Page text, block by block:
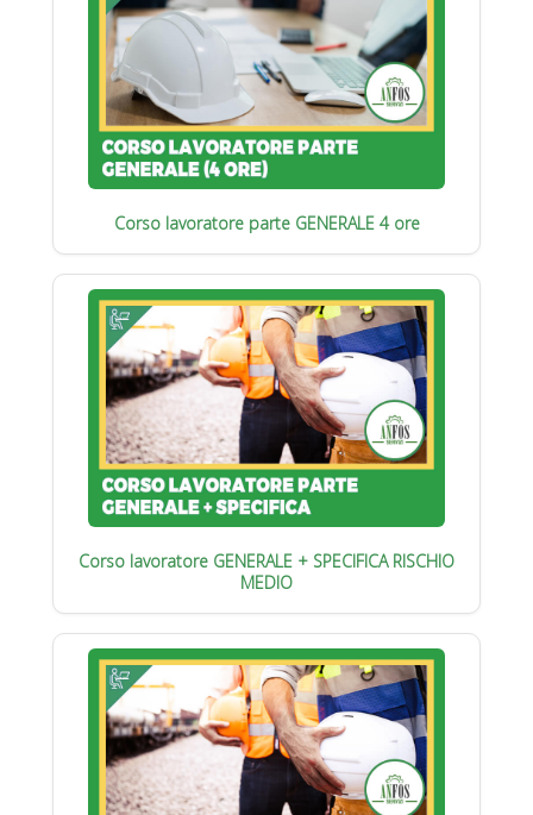
Corso lavoratore parte GENERALE 4 ore
Corso lavoratore GENERALE + SPECIFICA RISCHIO
MEDIO